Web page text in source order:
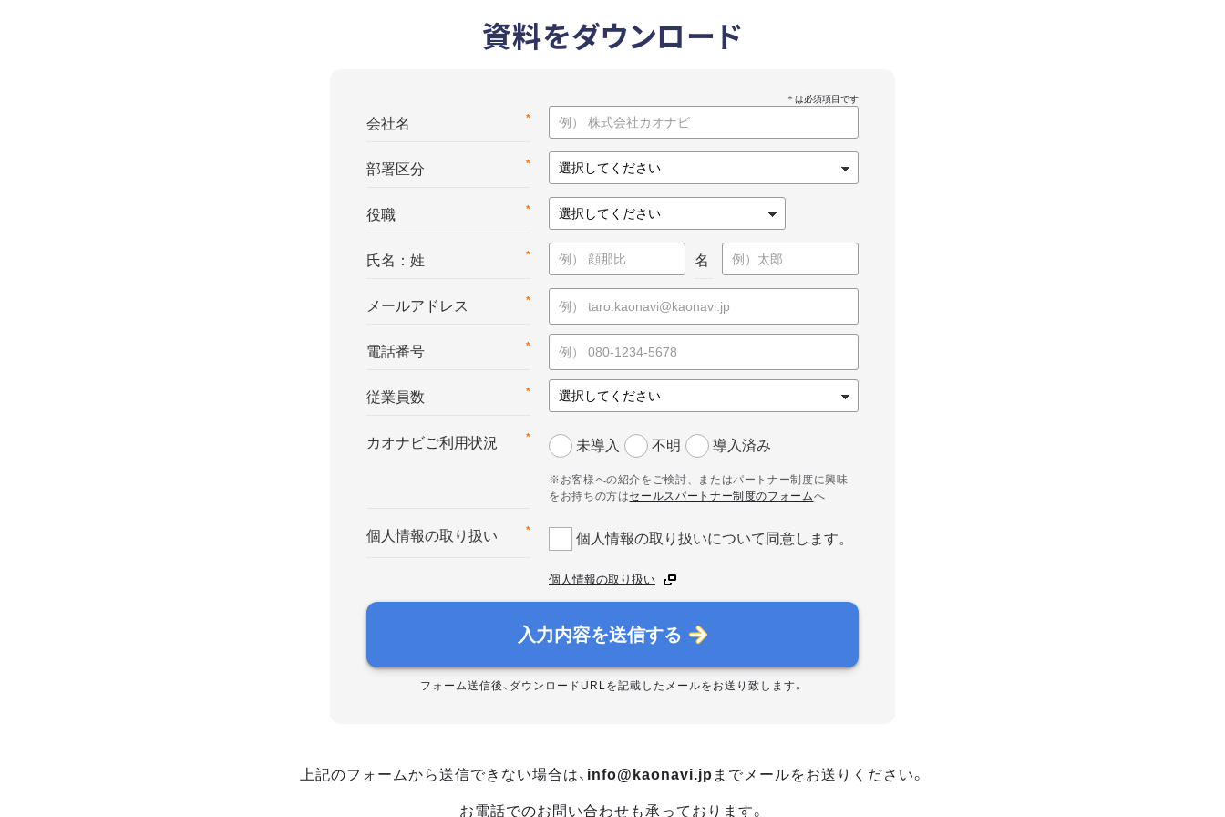
資料をダウンロード
*
会社名
*
部署区分
*
役職
*
氏名：姓 名
*
メールアドレス
*
電話番号
*
従業員数
*
カオナビご利用状況 未導入 不明 導入済み
※お客様への紹介をご検討、またはパートナー制度に興味
をお持ちの方はセールスパートナー制度のフォームへ
*
個人情報の取り扱い 個人情報の取り扱いについて同意します。
個人情報の取り扱い
入力内容を送信する
フォーム送信後、ダウンロードURLを記載したメールをお送り致します。
上記のフォームから送信できない場合は、 info@kaonavi.jp までメールをお送りください。
お電話でのお問い合わせも承っております。